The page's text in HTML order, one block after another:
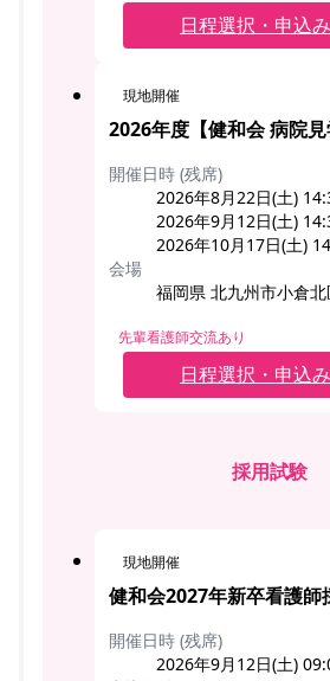
日程選択・申込
現地開催
2026年度【健和会 病院見
開催日時 (残席)
2026年8月22日(土)
2026年9月12日(土)
2026年10月17日(土)
会場
福岡県 北九州市小倉
先輩看護師交流あり
日程選択・申込
採用試験
現地開催
健和会2027年新卒看護師
開催日時 (残席)
2026年9月12日(土)